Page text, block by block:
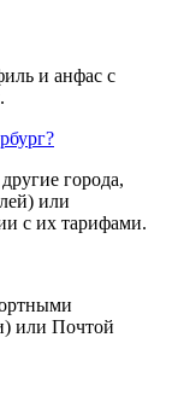
и анфас с
города,
или
с их тарифами.
или Почтой